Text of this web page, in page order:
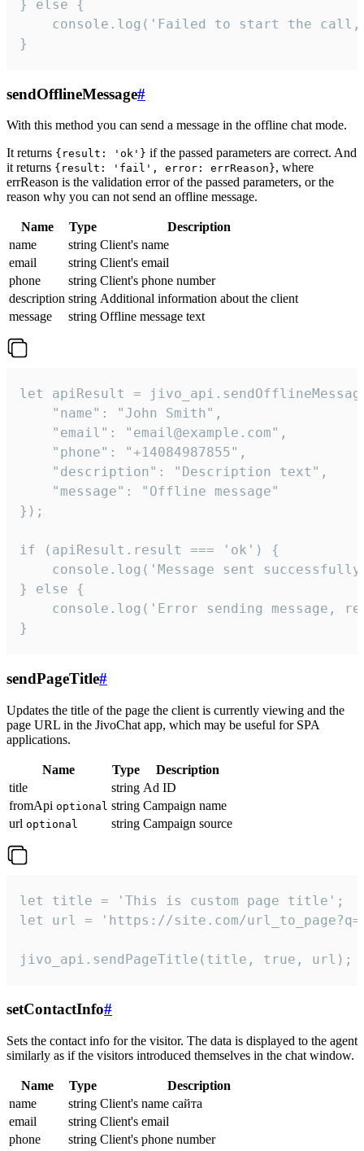
} else {
console.log('Failed to start the
}
sendOfflineMessage#
With this method you can send a message in the offline chat mode.
It returns {result: 'ok'} if the passed parameters are correct. And
it returns {result: 'fail', error: errReason}, where
errReason is the validation error of the passed parameters, or the
reason why you can not send an offline message.
Name Type
Description
name
string Client's name
email
string Client's email
phone
string Client's phone number
description string Additional information about the client
message
string Offline message text
let apiResult =
    "name": "John Smith",
    "email": "email@example.com",
    "phone": "+14084987855",
    "description": "Description text",
    "message": "Offline message"
});
if (apiResult.result === 'ok') {
console.log('Message sent
} else {
console.log('Error sending message,
}
sendPageTitle#
Updates the title of the page the client is currently viewing and the
page URL in the JivoChat app, which may be useful for SPA
applications.
Name Type
Description
title
string Ad ID
fromApi optional string Campaign name
url optional string Campaign source
let title = 'This is custom page title';
let url = 'https://site.com/
jivo_api.sendPageTitle(title, true, url);
setContactInfo#
Sets the contact info for the visitor. The data is displayed to the agent
similarly as if the visitors introduced themselves in the chat window.
Name Type
Description
name
string Client's name сайта
email
string Client's email
phone
string Client's phone number